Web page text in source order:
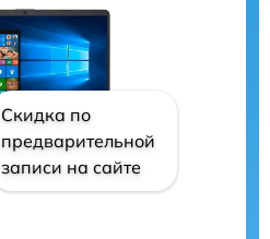
Скидка по
предварительной
записи на сайте